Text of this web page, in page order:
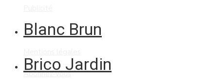
Contact
Abonnez-vous
Blanc Brun
Brico Jardin